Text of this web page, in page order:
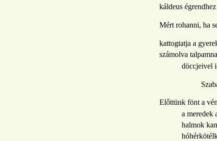
káldeus
Mért rohanni, ha
kattogtatja a
számolva
döccjeivel
Előttünk fönt a
a meredek
halmok